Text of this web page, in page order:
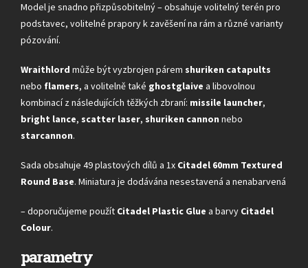
Model je snadno přizpůsobitelný – obsahuje volitelný terén pro
podstavec, volitelné prapory k zavěšení na rám a různé varianty
pózování.
Wraithlord může být vyzbrojen párem shuriken catapults
nebo flamers, a volitelně také ghostglaive a libovolnou
kombinací z následujících těžkých zbraní: missile launcher,
bright lance, scatter laser, shuriken cannon nebo
starcannon.
Sada obsahuje 49 plastových dílů a 1x Citadel 60mm Textured
Round Base. Miniatura je dodávána nesestavená a nenabarvená
– doporučujeme použít Citadel Plastic Glue a barvy Citadel
Colour.
parametry